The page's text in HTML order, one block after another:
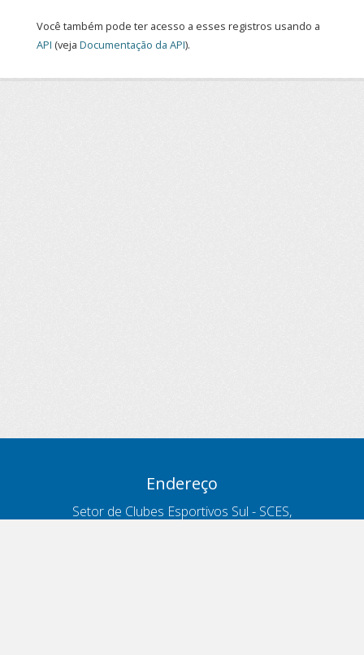
Você também pode ter acesso a esses registros usando a
API (veja Documentação da API).
Endereço
Setor de Clubes Esportivos Sul - SCES,